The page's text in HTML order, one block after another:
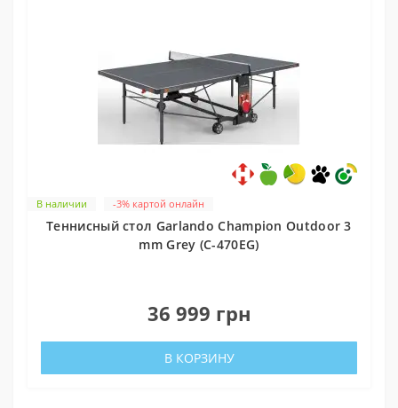
В наличии -3% картой онлайн
Теннисный стол Garlando Champion Outdoor 3
mm Grey (C-470EG)
36 999 грн
В КОРЗИНУ